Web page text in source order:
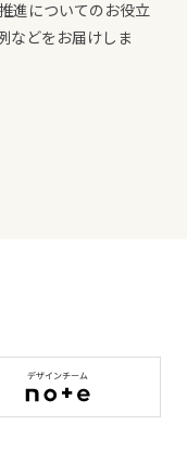
進についてのお役立
などをお届けしま